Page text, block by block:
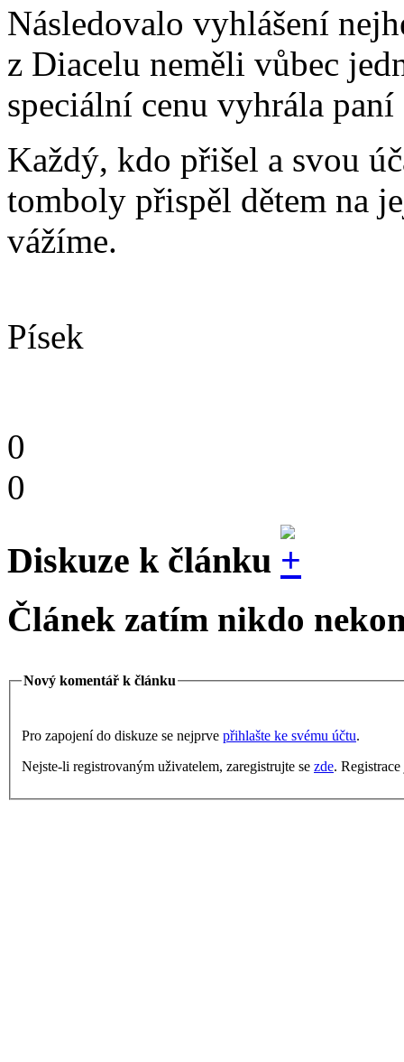
Následovalo vyhlášení
z Diacelu neměli vůbec
speciální cenu vyhrála
Každý, kdo přišel a svou
tomboly přispěl dětem na
vážíme.
Písek
0
0
Diskuze k článku
Článek zatím nikdo
Nový komentář k článku
Pro zapojení do diskuze se nejprve přihlašte ke svému účtu.
Nejste-li registrovaným uživatelem, zaregistrujte se zde.